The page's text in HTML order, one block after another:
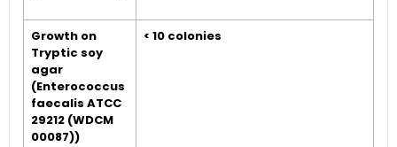
Growth on
Tryptic soy
agar
(Enterococcus
faecalis ATCC
29212 (WDCM
00087))
< 10 colonies